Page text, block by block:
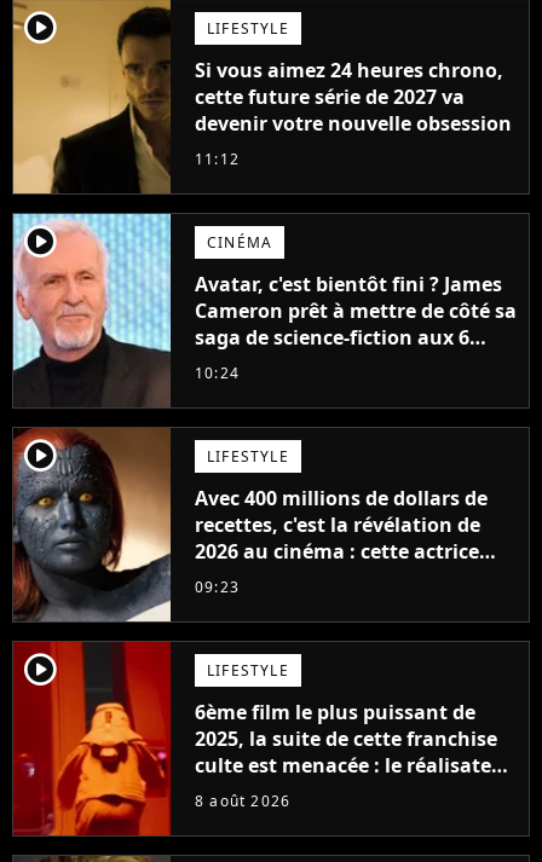
player2 LIFESTYLE
Si vous aimez 24 heures chrono,
cette future série de 2027 va
devenir votre nouvelle obsession
11:12
player2 CINÉMA
Avatar, c'est bientôt fini ? James
Cameron prêt à mettre de côté sa
saga de science-fiction aux 6
milliards de recettes
10:24
player2 LIFESTYLE
Avec 400 millions de dollars de
recettes, c'est la révélation de
2026 au cinéma : cette actrice
adorée prête à remplacer
09:23
player2 LIFESTYLE
6ème film le plus puissant de
2025, la suite de cette franchise
culte est menacée : le réalisateur
claque la porte pour "différends
8 août 2026